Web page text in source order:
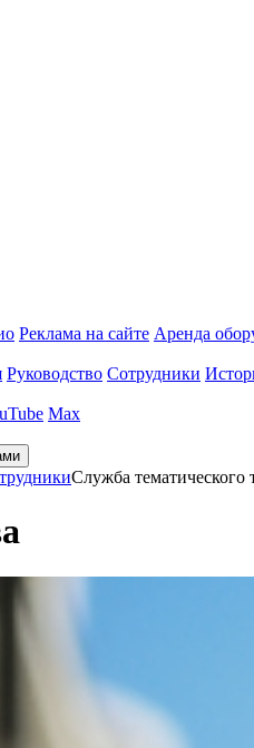
Реклама на сайте Аренда
Руководство Сотрудники
Max
Служба тематического